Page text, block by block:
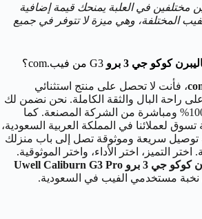
مختلفين في العلبة يمنحك قيمة إضافية
المختلفة، وهي ميزة لا تتوفر في جميع
كوكو جي 3 برو
، فأنت لا تحصل على منتج استثنائي
راحة البال والثقة الكاملة. نحن نضمن لك
أن جميع منتجاتنا أصلية 100% ومباشرة من الشركة المصنعة. كما
لعملائنا في المملكة العربية السعودية،
سريعة وموثوقة تصل إلى باب منزلك
التميز، اختر الأداء، واختر الموثوقية.
اطلب جهاز سحبة كاليبرن كوكو جي 3 برو Uwell Caliburn G3 Pro
نخبة مستخدمي الفيب في السعودية.